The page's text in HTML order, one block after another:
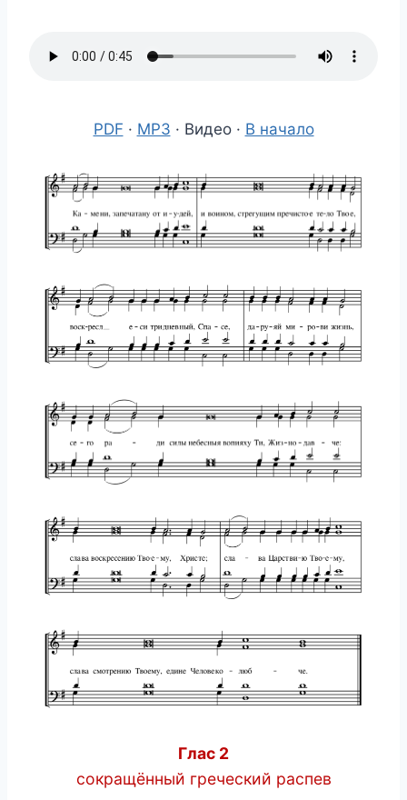
PDF · MP3 · Видео · В начало
Глас 2
сокращённый греческий распев